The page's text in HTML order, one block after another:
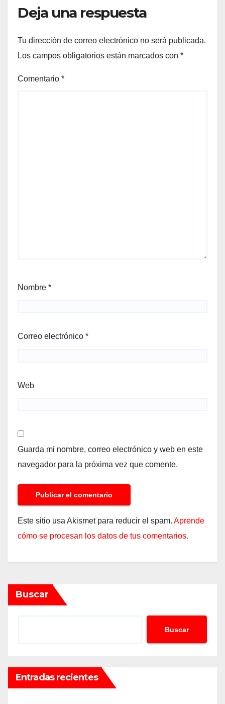
Deja una respuesta
Tu dirección de correo electrónico no será publicada.
Los campos obligatorios están marcados con *
Comentario *
Nombre *
Correo electrónico *
Web
Guarda mi nombre, correo electrónico y web en este
navegador para la próxima vez que comente.
Este sitio usa Akismet para reducir el spam. Aprende
cómo se procesan los datos de tus comentarios.
Buscar
Buscar
Entradas recientes